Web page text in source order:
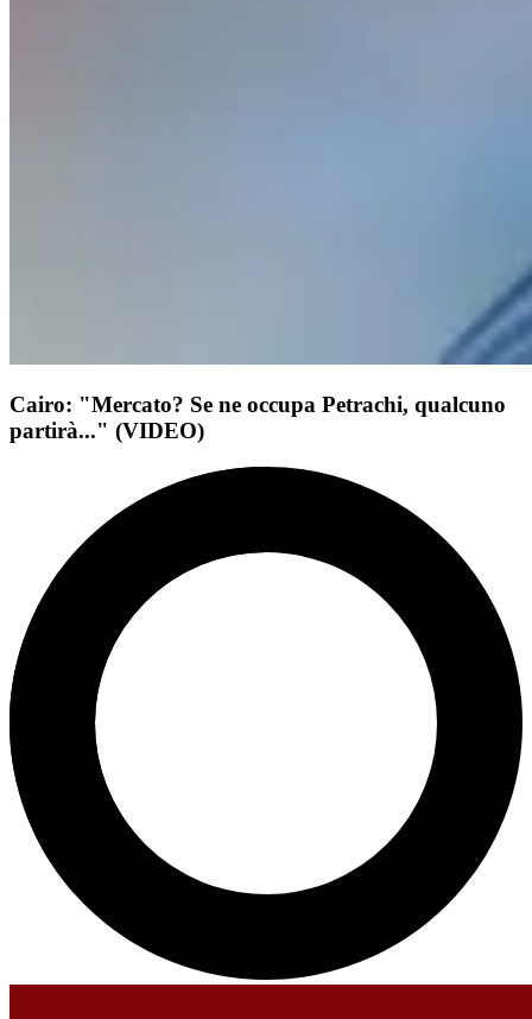
Cairo: "Mercato? Se ne occupa Petrachi, qualcuno
partirà..." (VIDEO)